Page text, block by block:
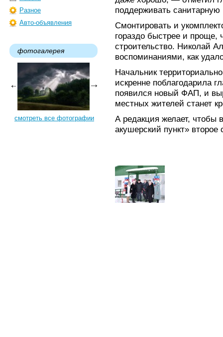
Разное
Авто-объявления
фотогалерея
смотреть все фотографии
поддерживать
Смонтировать и
гораздо быстрее и проще,
строительство. Николай
воспоминаниями, как
Начальник
искренне поблагодарила
появился новый ФАП, и
местных жителей станет
А редакция желает, чтобы
акушерский пункт»